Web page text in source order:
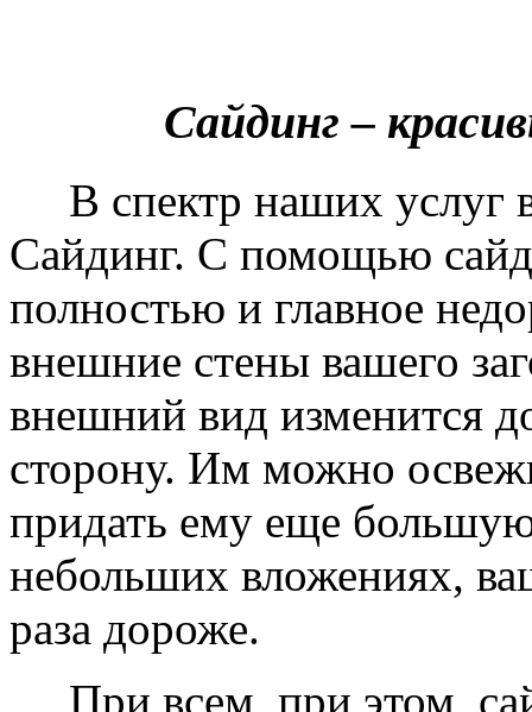
Сайдинг –
В спектр наших услуг
Сайдинг. С помощью
полностью и главное
внешние стены вашего
внешний вид изменится
сторону. Им можно
придать ему еще
небольших вложениях,
раза дороже.
При всем, при этом,